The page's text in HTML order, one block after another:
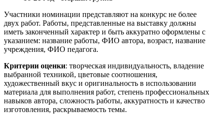
Участники номинации представляют на конкурс не более
двух работ. Работы, представленные на выставку должны
иметь законченный характер и быть аккуратно оформлены с
указанием: название работы, ФИО автора, возраст, название
учреждения, ФИО педагога.
Критерии оценки: творческая индивидуальность, владение
выбранной техникой, цветовые соотношения,
художественный вкус и оригинальность в использовании
материала для выполнения работ, степень профессиональных
навыков автора, сложность работы, аккуратность и качество
изготовления, раскрываемость темы.